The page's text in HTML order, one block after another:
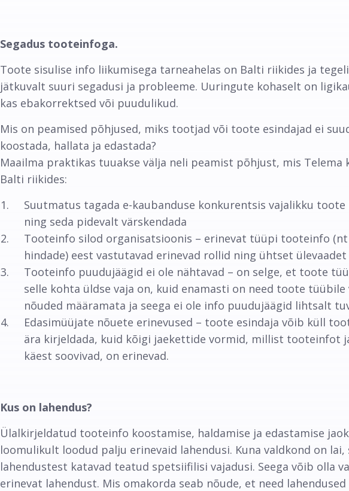
Segadus tooteinfoga.
Toote sisulise info liikumisega tarneahelas on Balti riikides ja
jätkuvalt suuri segadusi ja probleeme. Uuringute kohaselt on
kas ebakorrektsed või puudulikud.
Mis on peamised põhjused, miks tootjad või toote esindajad ei
koostada, hallata ja edastada?
Maailma praktikas tuuakse välja neli peamist põhjust, mis Telema
Balti riikides:
Suutmatus tagada e-kaubanduse konkurentsis vajalikku
ning seda pidevalt värskendada
Tooteinfo silod organisatsioonis – erinevat tüüpi tooteinfo
hindade) eest vastutavad erinevad rollid ning ühtset
Tooteinfo puudujäägid ei ole nähtavad – on selge, et toote
selle kohta üldse vaja on, kuid enamasti on need toote tüübile
nõuded määramata ja seega ei ole info puudujäägid lihtsalt
Edasimüüjate nõuete erinevused – toote esindaja võib küll
ära kirjeldada, kuid kõigi jaekettide vormid, millist tooteinfot
käest soovivad, on erinevad.
Kus on lahendus?
Ülalkirjeldatud tooteinfo koostamise, haldamise ja edastamise
loomulikult loodud palju erinevaid lahendusi. Kuna valdkond on lai,
lahendustest katavad teatud spetsiifilisi vajadusi. Seega võib olla
erinevat lahendust. Mis omakorda seab nõude, et need